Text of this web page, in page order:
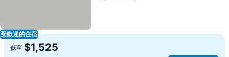
受歡迎的住宿
低至 $1,525